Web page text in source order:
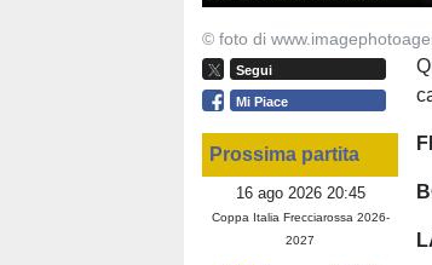
© foto di
Segui
Mi Piace
Prossima partita
16 ago 2026 20:45
Coppa Italia Frecciarossa 2026-
2027